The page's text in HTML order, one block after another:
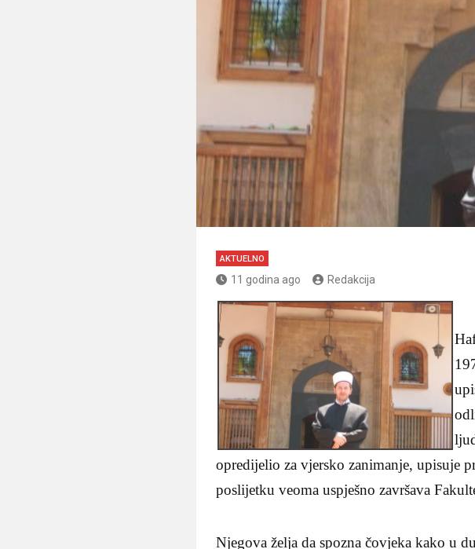
AKTUELNO
11 godina ago Redakcija
opredijelio za vjersko zanimanje, upisuje
poslijetku veoma uspješno završava
Njegova želja da spozna čovjeka kako u